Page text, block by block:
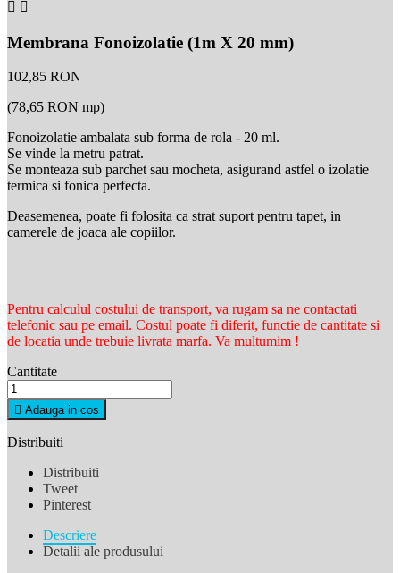
 
Membrana Fonoizolatie (1m X 20 mm)
102,85 RON
(78,65 RON mp)
Fonoizolatie ambalata sub forma de rola - 20 ml.
Se vinde la metru patrat.
Se monteaza sub parchet sau mocheta, asigurand astfel o izolatie
termica si fonica perfecta.
Deasemenea, poate fi folosita ca strat suport pentru tapet, in
camerele de joaca ale copiilor.
Pentru calculul costului de transport, va rugam sa ne contactati
telefonic sau pe email. Costul poate fi diferit, functie de cantitate si
de locatia unde trebuie livrata marfa. Va multumim !
Cantitate
 Adauga in cos
Distribuiti
Distribuiti
Tweet
Pinterest
Descriere
Detalii ale produsului